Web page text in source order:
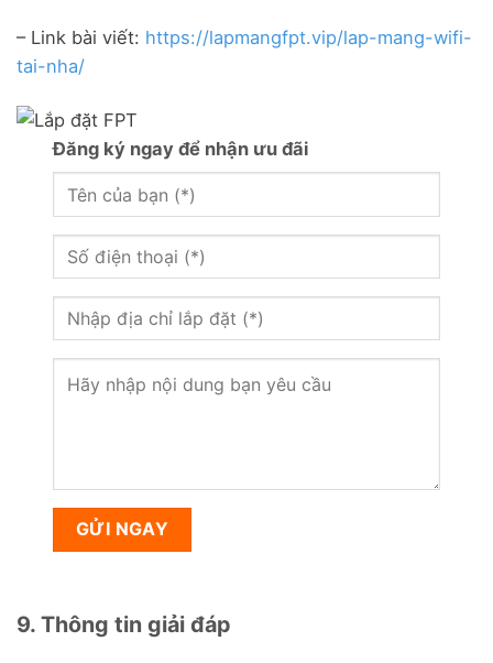
– Link bài viết: https://lapmangfpt.vip/lap-mang-wifi-
tai-nha/
Đăng ký ngay để nhận ưu đãi
9. Thông tin giải đáp